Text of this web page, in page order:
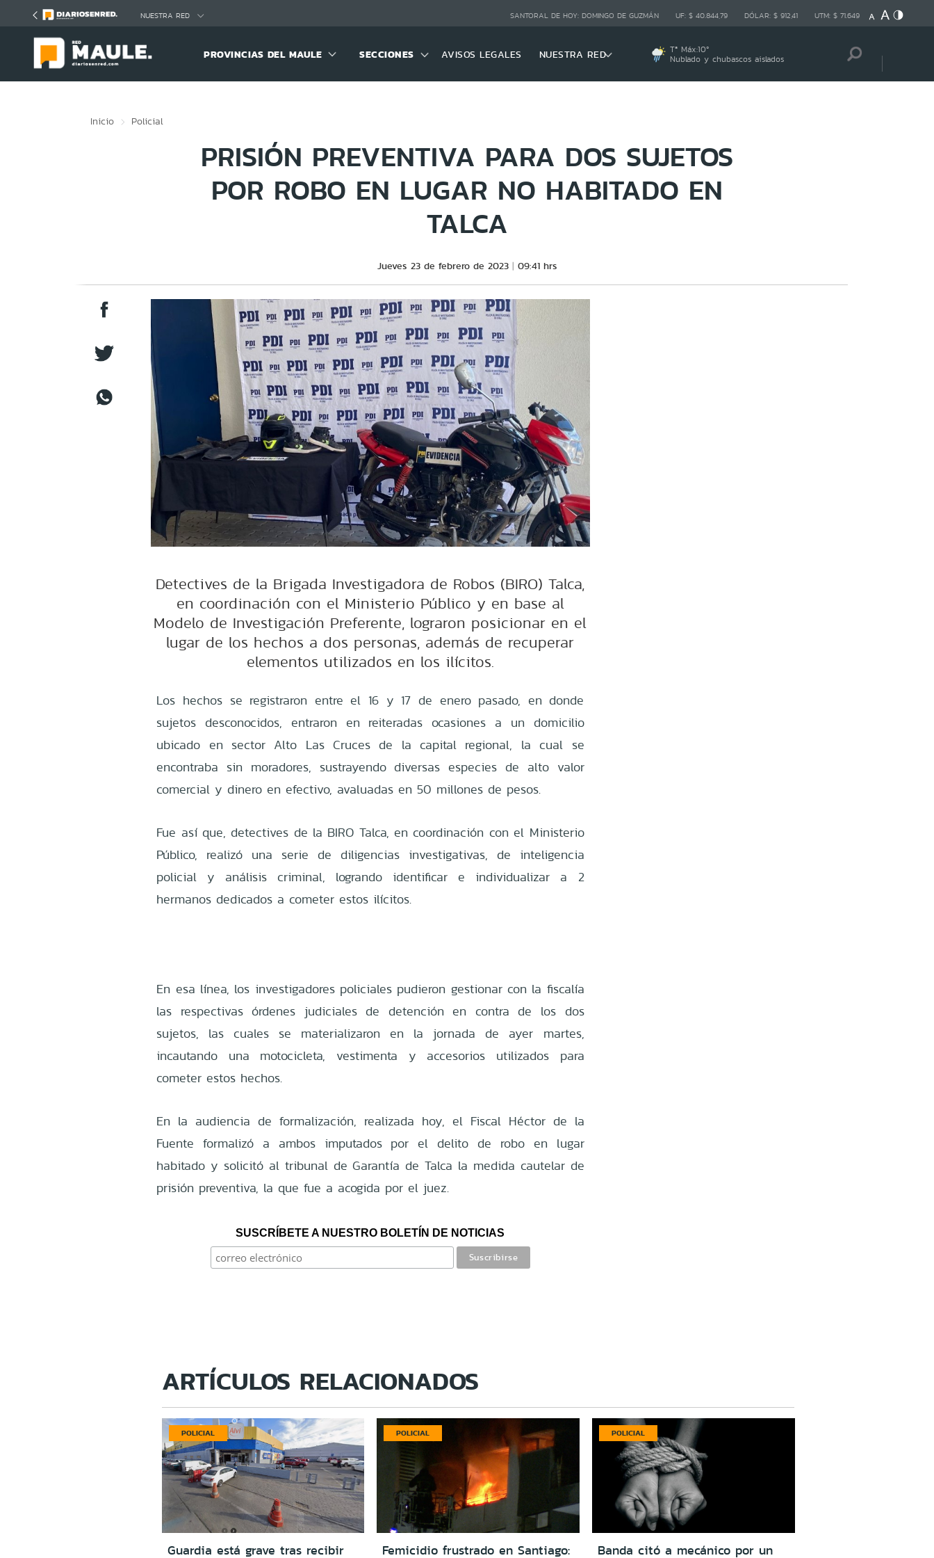
NUESTRA RED SANTORAL DE HOY: DOMINGO DE GUZMÁN UF: $ 40.844,79 DÓLAR: $ 912,41 UTM: $ 71.649
PROVINCIAS DEL MAULE SECCIONES AVISOS LEGALES NUESTRA RED Tª Máx:10º
Nublado y chubascos aislados
Inicio Policial
PRISIÓN PREVENTIVA PARA DOS SUJETOS
POR ROBO EN LUGAR NO HABITADO EN
TALCA
Jueves 23 de febrero de 2023 09:41 hrs
Detectives de la Brigada Investigadora de Robos (BIRO) Talca,
en coordinación con el Ministerio Público y en base al
Modelo de Investigación Preferente, lograron posicionar en el
lugar de los hechos a dos personas, además de recuperar
elementos utilizados en los ilícitos.
Los hechos se registraron entre el 16 y 17 de enero pasado, en donde
sujetos desconocidos, entraron en reiteradas ocasiones a un domicilio
ubicado en sector Alto Las Cruces de la capital regional, la cual se
encontraba sin moradores, sustrayendo diversas especies de alto valor
comercial y dinero en efectivo, avaluadas en 50 millones de pesos.
Fue así que, detectives de la BIRO Talca, en coordinación con el Ministerio
Público, realizó una serie de diligencias investigativas, de inteligencia
policial y análisis criminal, logrando identificar e individualizar a 2
hermanos dedicados a cometer estos ilícitos.
En esa línea, los investigadores policiales pudieron gestionar con la fiscalía
las respectivas órdenes judiciales de detención en contra de los dos
sujetos, las cuales se materializaron en la jornada de ayer martes,
incautando una motocicleta, vestimenta y accesorios utilizados para
cometer estos hechos.
En la audiencia de formalización, realizada hoy, el Fiscal Héctor de la
Fuente formalizó a ambos imputados por el delito de robo en lugar
habitado y solicitó al tribunal de Garantía de Talca la medida cautelar de
prisión preventiva, la que fue a acogida por el juez.
SUSCRÍBETE A NUESTRO BOLETÍN DE NOTICIAS
ARTÍCULOS RELACIONADOS
POLICIAL
Guardia está grave tras recibir
POLICIAL
Femicidio frustrado en Santiago:
POLICIAL
Banda citó a mecánico por un